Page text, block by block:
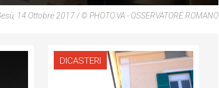
14 Ottobre 2017 / © PHOTO.VA - OSSERVATORE ROMANO
DICASTERI